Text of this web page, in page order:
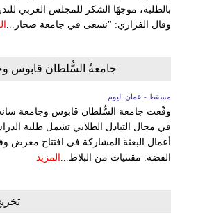
بالطلبة، موجهًا الشكر للمجلس العربي
وقال الفزاري: "نسعى في جامعة صحار...
جامعةُ السُّلطان قابوس
مسقط - عمان اليوم
وقّعت جامعة السُّلطان قابوس وجامعة سانت
في مجال التبادل الطلابي تشمل طلبة
أعمال البعثة المشاركة في افتتاح
الفضة: مقتنيات من البلاط...
المزيد
تخريج 213 خريجًا وخريجة من طلبة الكلية